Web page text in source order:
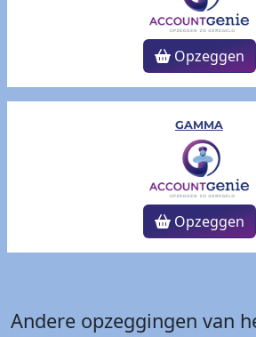
Opzeggen
GAMMA
Opzeggen
Andere opzeggingen van